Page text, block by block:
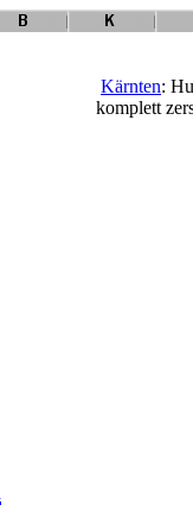
Kärnten:
komplett